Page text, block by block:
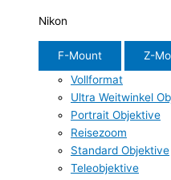
Nikon
F-Mount
Z-
Vollformat
Ultra Weitwinkel
Portrait Objektive
Reisezoom
Standard Objektive
Teleobjektive